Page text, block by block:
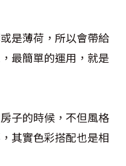
是薄荷，所以會帶給
最簡單的運用，就是
子的時候，不但風格
其實色彩搭配也是相